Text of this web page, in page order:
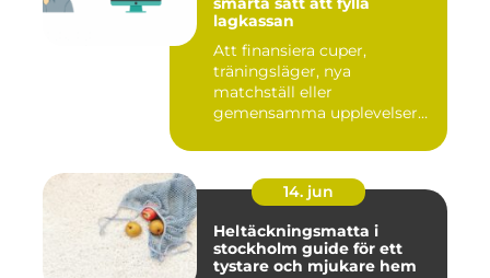
lagkassan
Att finansiera cuper,
träningsläger, nya
matchställ eller
gemensamma upplevelser
14. jun
Heltäckningsmatta i
stockholm guide för ett
tystare och mjukare hem